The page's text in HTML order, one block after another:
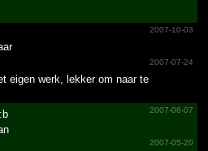
2007-10-03
2007-07-24
eigen werk, lekker om naar te
2007-06-07
2007-05-20